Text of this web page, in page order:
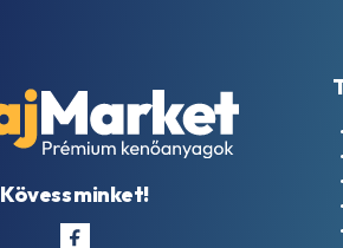
Kövess minket!